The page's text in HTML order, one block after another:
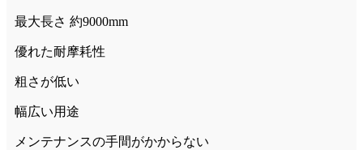
最大長さ 約9000mm
優れた耐摩耗性
粗さが低い
幅広い用途
メンテナンスの手間がかからない